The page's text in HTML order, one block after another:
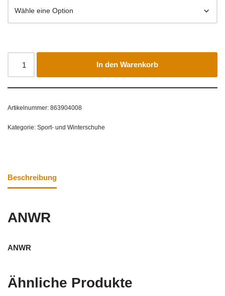
In den Warenkorb
Artikelnummer: 863904008
Kategorie: Sport- und Winterschuhe
Beschreibung
ANWR
ANWR
Ähnliche Produkte